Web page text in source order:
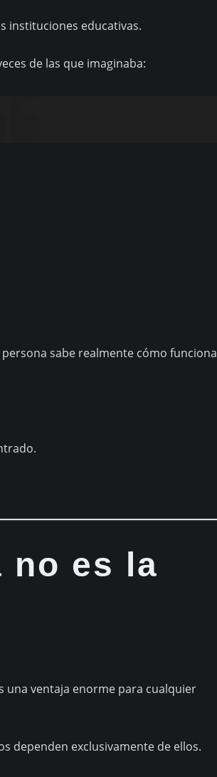
instituciones educativas.
de las que imaginaba:
sabe realmente cómo funciona
no es la
una ventaja enorme para cualquier
dependen exclusivamente de ellos.